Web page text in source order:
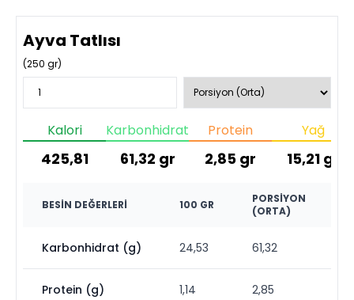
Ayva Tatlısı
(250 gr)
Kalori
425,81
Karbonhidrat
61,32 gr
Protein
2,85 gr
Yağ
15,21 gr
BESIN DEĞERLERI 100 GR
PORSIYON
(ORTA)
Karbonhidrat (g) 24,53 61,32
Protein (g) 1,14 2,85